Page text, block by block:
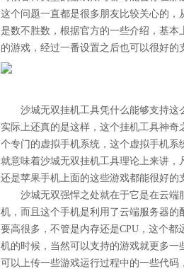
这个问题一直都是很多朋友比较关心的，
是数不胜数，根据官方的一些介绍，基
的游戏，经过一番设置之后也可以很好的
沙城无双挂机工具凭什么能够支持这
实际上还真的是这样，这个挂机工具神
个专门的虚拟手机系统，这个虚拟手机
就意味着沙城无双挂机工具理论上来讲
还是苹果手机上面的这些游戏都能很好的
沙城无双强悍之处就在于它是在云
机，而且这个手机是利用了云端服务器
要高很多，不管是内存还是CPU，这个都
机的时候，当然可以支持的游戏就更多
可以上传一些游戏运行过程中的一些代码